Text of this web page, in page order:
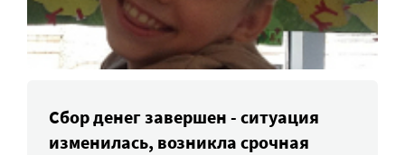
Сбор денег завершен - ситуация
изменилась, возникла срочная